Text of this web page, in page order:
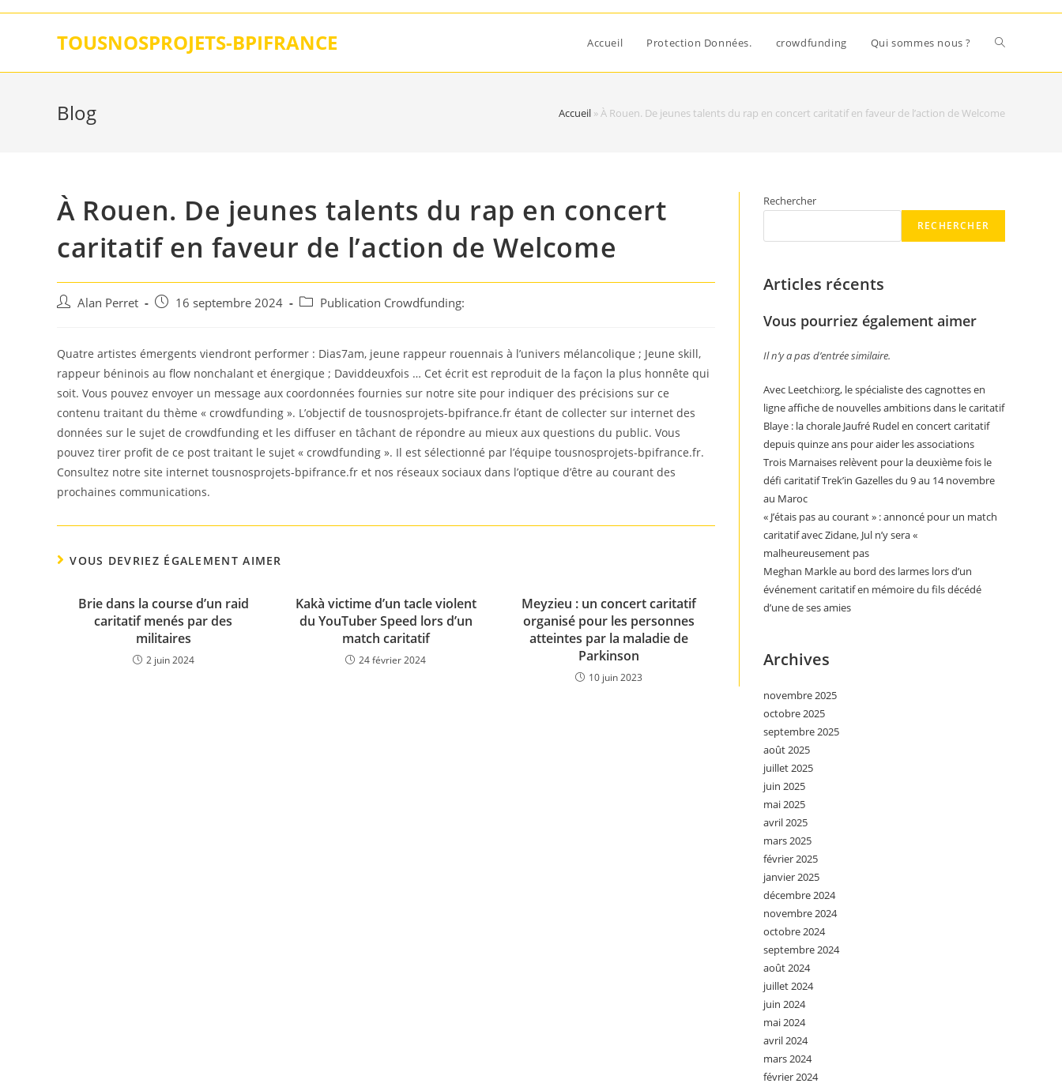
Skip
TOUSNOSPROJETS-BPIFRANCE Accueil Protection Données. crowdfunding Qui sommes nous ?
Blog Accueil » À Rouen. De jeunes talents du rap en concert caritatif en faveur de l’action de Welcome
À Rouen. De jeunes talents du rap en concert
caritatif en faveur de l’action de Welcome
Auteur/autrice
publication :
Alan Perret
Post 16 septembre 2024
Post Publication Crowdfunding:
Quatre artistes émergents viendront performer : Dias7am, jeune rappeur rouennais à l’univers mélancolique ; Jeune skill,
rappeur béninois au flow nonchalant et énergique ; Daviddeuxfois … Cet écrit est reproduit de la façon la plus honnête qui
soit. Vous pouvez envoyer un message aux coordonnées fournies sur notre site pour indiquer des précisions sur ce
contenu traitant du thème « crowdfunding ». L’objectif de tousnosprojets-bpifrance.fr étant de collecter sur internet des
données sur le sujet de crowdfunding et les diffuser en tâchant de répondre au mieux aux questions du public. Vous
pouvez tirer profit de ce post traitant le sujet « crowdfunding ». Il est sélectionné par l’équipe tousnosprojets-bpifrance.fr.
Consultez notre site internet tousnosprojets-bpifrance.fr et nos réseaux sociaux dans l’optique d’être au courant des
prochaines communications.
VOUS DEVRIEZ ÉGALEMENT AIMER
Brie dans la course d’un raid
caritatif menés par des
militaires
2 juin 2024
Kakà victime d’un tacle violent
du YouTuber Speed lors d’un
match caritatif
24 février 2024
Meyzieu : un concert caritatif
organisé pour les personnes
atteintes par la maladie de
Parkinson
10 juin 2023
Rechercher
RECHERCHER
Articles récents
Vous pourriez également aimer
Il n’y a pas d’entrée similaire.
Avec Leetchi:org, le spécialiste des cagnottes en
ligne affiche de nouvelles ambitions dans le caritatif
Blaye : la chorale Jaufré Rudel en concert caritatif
depuis quinze ans pour aider les associations
Trois Marnaises relèvent pour la deuxième fois le
défi caritatif Trek’in Gazelles du 9 au 14 novembre
au Maroc
« J’étais pas au courant » : annoncé pour un match
caritatif avec Zidane, Jul n’y sera «
malheureusement pas
Meghan Markle au bord des larmes lors d’un
événement caritatif en mémoire du fils décédé
d’une de ses amies
Archives
novembre 2025
octobre 2025
septembre 2025
août 2025
juillet 2025
juin 2025
mai 2025
avril 2025
mars 2025
février 2025
janvier 2025
décembre 2024
novembre 2024
octobre 2024
septembre 2024
août 2024
juillet 2024
juin 2024
mai 2024
avril 2024
mars 2024
février 2024